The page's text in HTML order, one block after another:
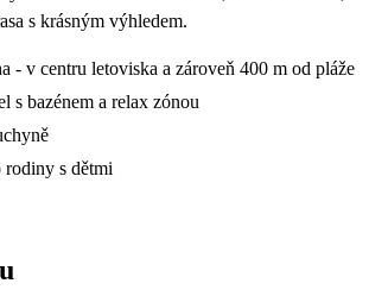
s krásným výhledem.
- v centru letoviska a zároveň 400 m od pláže
s bazénem a relax zónou
s dětmi